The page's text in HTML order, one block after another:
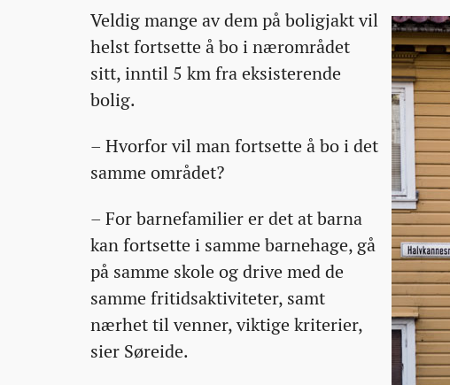
Veldig mange av dem på boligjakt vil
helst fortsette å bo i nærområdet
sitt, inntil 5 km fra eksisterende
bolig.
– Hvorfor vil man fortsette å bo i det
samme området?
– For barnefamilier er det at barna
kan fortsette i samme barnehage, gå
på samme skole og drive med de
samme fritidsaktiviteter, samt
nærhet til venner, viktige kriterier,
sier Søreide.